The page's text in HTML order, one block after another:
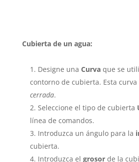
Cubierta de un agua:
Designe una Curvaque se
contorno de cubierta. Esta
cerrada.
Seleccione el tipo de cubierta
línea de comandos.
Introduzca un ángulo para la
cubierta.
Introduzca el grosorde la